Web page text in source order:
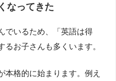
なってきた
でいるため、「英語は得
お子さんも多くいます。
本格的に始まります。例え